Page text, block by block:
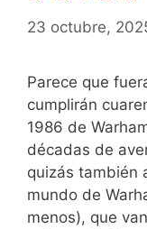
23 octubre,
Parece que
cumplirán
1986 de
décadas de
quizás también
mundo de
menos), que